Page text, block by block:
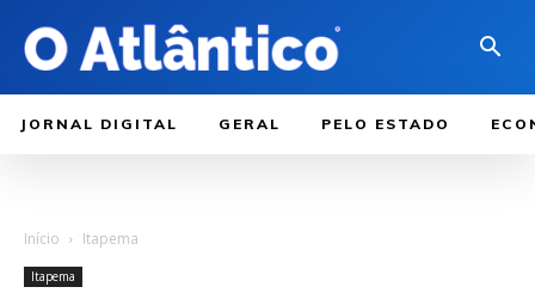
JORNAL DIGITAL GERAL PELO ESTADO
Início Itapema
Itapema